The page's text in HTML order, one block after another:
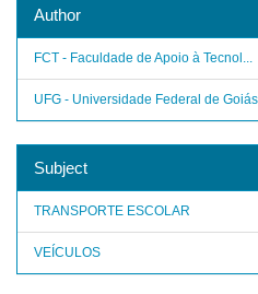
Author
FCT - Faculdade de Apoio à Tecnol...
UFG - Universidade Federal de Goiás
Subject
TRANSPORTE ESCOLAR
VEÍCULOS